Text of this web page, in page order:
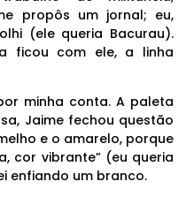
propôs um jornal; eu,
(ele queria Bacurau).
ficou com ele, a linha
minha conta. A paleta
Jaime fechou questão
e o amarelo, porque
cor vibrante” (eu queria
enfiando um branco.